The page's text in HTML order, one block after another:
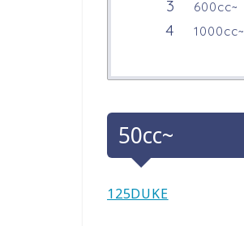
600cc~
1000cc~
50cc~
125DUKE